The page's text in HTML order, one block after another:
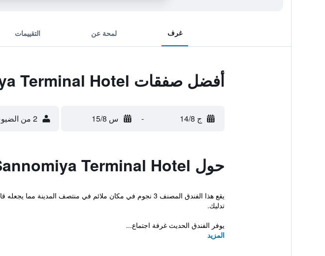
غرف لمحة عن التقييمات
أفضل صفقات Sannomiya Terminal Hotel
ج 14/8 - س 15/8 2 من الضيوف، غرفة واحدة
حول Sannomiya Terminal Hotel
تدليك.
يوفر الفندق الحديث غرفة اجتماع...
المزيد